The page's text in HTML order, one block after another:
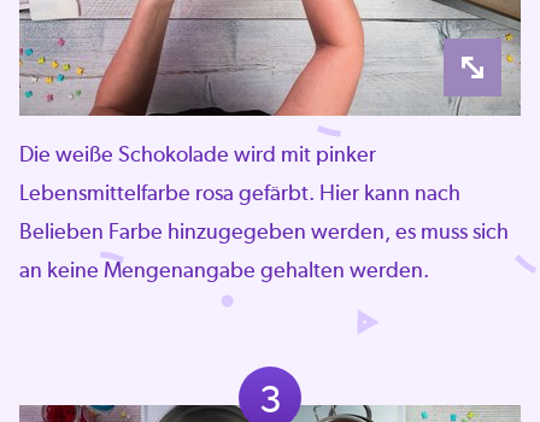
Die weiße Schokolade wird mit pinker
Lebensmittelfarbe rosa gefärbt. Hier kann nach
Belieben Farbe hinzugegeben werden, es muss sich
an keine Mengenangabe gehalten werden.
3